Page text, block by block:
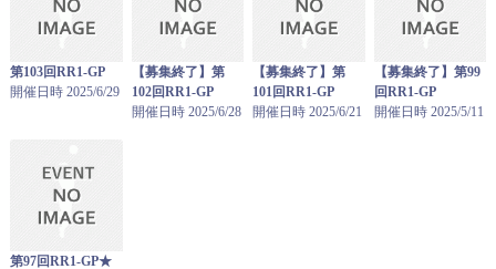
第103回RR1-GP
開催日時 2025/6/29
【募集終了】第
102回RR1-GP
開催日時 2025/6/28
【募集終了】第
101回RR1-GP
開催日時 2025/6/21
【募集終了】第99
回RR1-GP
開催日時 2025/5/11
第97回RR1-GP★